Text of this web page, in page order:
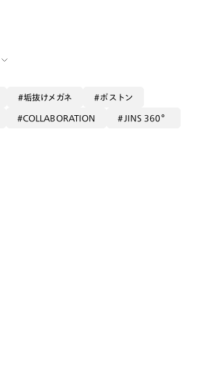
垢抜けメガネ ボストン
COLLABORATION JINS 360°